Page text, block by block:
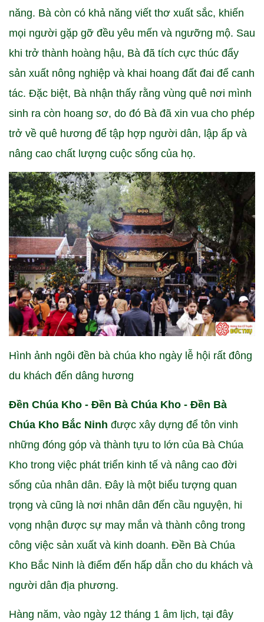
năng. Bà còn có khả năng viết thơ xuất sắc, khiến
mọi người gặp gỡ đều yêu mến và ngưỡng mộ. Sau
khi trở thành hoàng hậu, Bà đã tích cực thúc đẩy
sản xuất nông nghiệp và khai hoang đất đai để canh
tác. Đặc biệt, Bà nhận thấy rằng vùng quê nơi mình
sinh ra còn hoang sơ, do đó Bà đã xin vua cho phép
trở về quê hương để tập hợp người dân, lập ấp và
nâng cao chất lượng cuộc sống của họ.
Hình ảnh ngôi đền bà chúa kho ngày lễ hội rất đông
du khách đến dâng hương
Đền Chúa Kho - Đền Bà Chúa Kho - Đền Bà
Chúa Kho Bắc Ninh được xây dựng để tôn vinh
những đóng góp và thành tựu to lớn của Bà Chúa
Kho trong việc phát triển kinh tế và nâng cao đời
sống của nhân dân. Đây là một biểu tượng quan
trọng và cũng là nơi nhân dân đến cầu nguyện, hi
vọng nhận được sự may mắn và thành công trong
công việc sản xuất và kinh doanh. Đền Bà Chúa
Kho Bắc Ninh là điểm đến hấp dẫn cho du khách và
người dân địa phương.
Hàng năm, vào ngày 12 tháng 1 âm lịch, tại đây